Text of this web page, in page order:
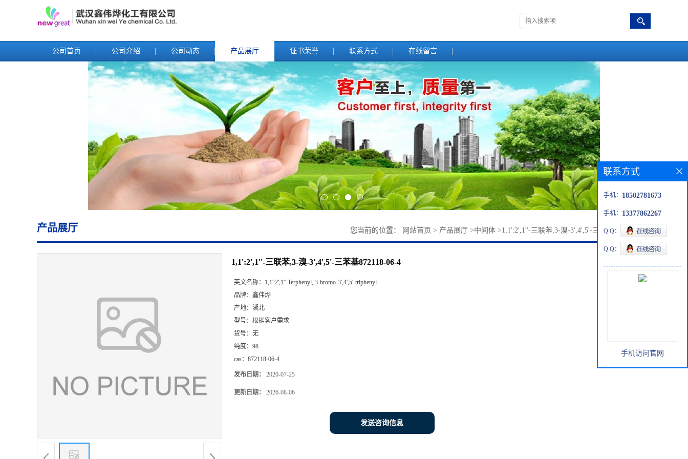
公司首页 公司介绍 公司动态 产品展厅 证书荣誉 联系方式 在线留言
产品展厅 您当前的位置： 网站首页 > 产品展厅 >中间体 >1,1':2',1''-三联苯,3-溴-3',4',5'-三苯基872118-06-4
1,1':2',1''-三联苯,3-溴-3',4',5'-三苯基872118-06-4
英文名称： 1,1':2',1''-Terphenyl, 3-bromo-3',4',5'-triphenyl-
品牌： 鑫伟烨
产地： 湖北
型号： 根据客户需求
货号： 无
纯度： 98
cas： 872118-06-4
发布日期： 2020-07-25
更新日期： 2026-08-06
发送咨询信息
联系方式
手机： 18502781673
手机： 13377862267
Q Q：
Q Q：
手机访问官网